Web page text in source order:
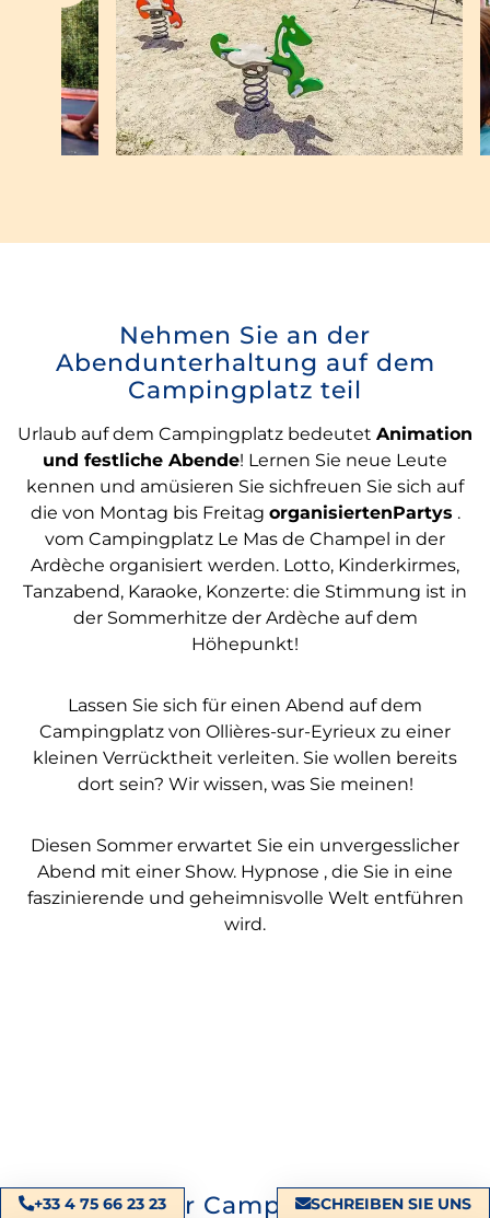
+33 4 75 66 23 23 SCHREIBEN SIE UNS
Nehmen Sie an der
Abendunterhaltung auf dem
Campingplatz teil
Urlaub auf dem Campingplatz bedeutet Animation
und festliche Abende! Lernen Sie neue Leute
kennen und amüsieren Sie sichfreuen Sie sich auf
die von Montag bis Freitag organisiertenPartys .
vom Campingplatz Le Mas de Champel in der
Ardèche organisiert werden. Lotto, Kinderkirmes,
Tanzabend, Karaoke, Konzerte: die Stimmung ist in
der Sommerhitze der Ardèche auf dem
Höhepunkt!
Lassen Sie sich für einen Abend auf dem
Campingplatz von Ollières-sur-Eyrieux zu einer
kleinen Verrücktheit verleiten. Sie wollen bereits
dort sein? Wir wissen, was Sie meinen!
Diesen Sommer erwartet Sie ein unvergesslicher
Abend mit einer Show. Hypnose , die Sie in eine
faszinierende und geheimnisvolle Welt entführen
wird.
Sportlicher Campingplatz mit